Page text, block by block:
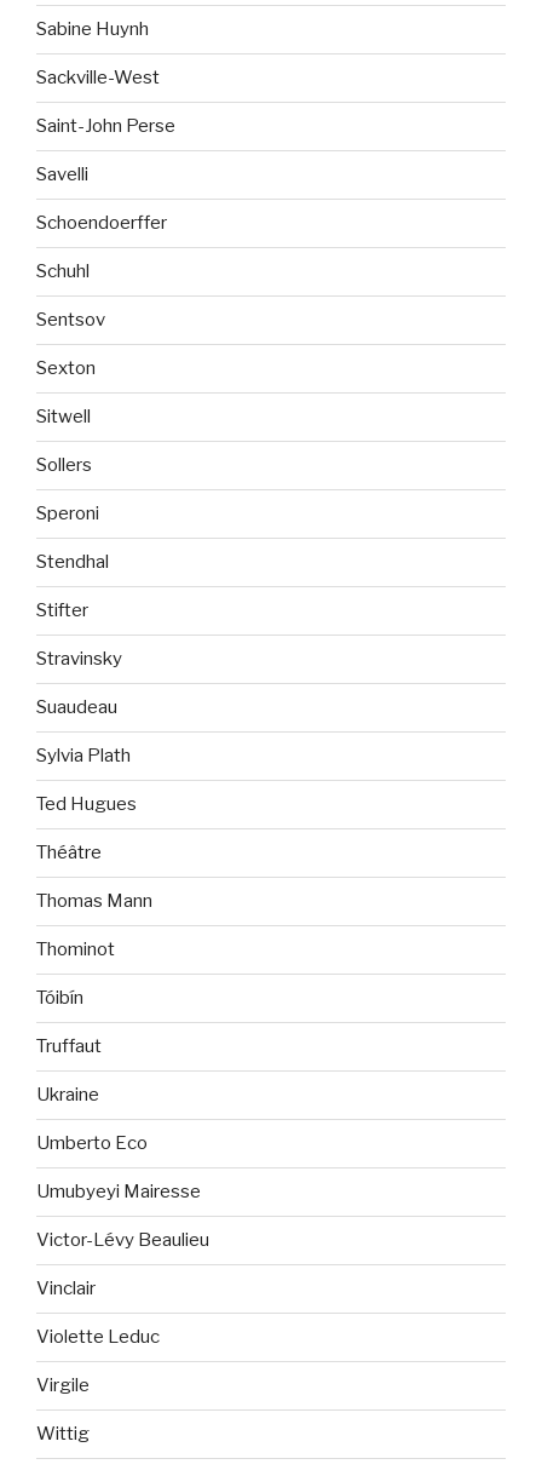
Sabine Huynh
Sackville-West
Saint-John Perse
Savelli
Schoendoerffer
Schuhl
Sentsov
Sexton
Sitwell
Sollers
Speroni
Stendhal
Stifter
Stravinsky
Suaudeau
Sylvia Plath
Ted Hugues
Théâtre
Thomas Mann
Thominot
Tóibín
Truffaut
Ukraine
Umberto Eco
Umubyeyi Mairesse
Victor-Lévy Beaulieu
Vinclair
Violette Leduc
Virgile
Wittig